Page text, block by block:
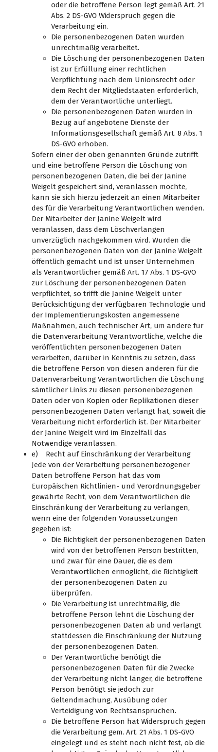
oder die betroffene Person legt gemäß Art. 21
Abs. 2 DS-GVO Widerspruch gegen die
Verarbeitung ein.
Die personenbezogenen Daten wurden
unrechtmäßig verarbeitet.
Die Löschung der personenbezogenen Daten
ist zur Erfüllung einer rechtlichen
Verpflichtung nach dem Unionsrecht oder
dem Recht der Mitgliedstaaten erforderlich,
dem der Verantwortliche unterliegt.
Die personenbezogenen Daten wurden in
Bezug auf angebotene Dienste der
Informationsgesellschaft gemäß Art. 8 Abs. 1
DS-GVO erhoben.
Sofern einer der oben genannten Gründe zutrifft
und eine betroffene Person die Löschung von
personenbezogenen Daten, die bei der Janine
Weigelt gespeichert sind, veranlassen möchte,
kann sie sich hierzu jederzeit an einen Mitarbeiter
des für die Verarbeitung Verantwortlichen wenden.
Der Mitarbeiter der Janine Weigelt wird
veranlassen, dass dem Löschverlangen
unverzüglich nachgekommen wird. Wurden die
personenbezogenen Daten von der Janine Weigelt
öffentlich gemacht und ist unser Unternehmen
als Verantwortlicher gemäß Art. 17 Abs. 1 DS-GVO
zur Löschung der personenbezogenen Daten
verpflichtet, so trifft die Janine Weigelt unter
Berücksichtigung der verfügbaren Technologie und
der Implementierungskosten angemessene
Maßnahmen, auch technischer Art, um andere für
die Datenverarbeitung Verantwortliche, welche die
veröffentlichten personenbezogenen Daten
verarbeiten, darüber in Kenntnis zu setzen, dass
die betroffene Person von diesen anderen für die
Datenverarbeitung Verantwortlichen die Löschung
sämtlicher Links zu diesen personenbezogenen
Daten oder von Kopien oder Replikationen dieser
personenbezogenen Daten verlangt hat, soweit die
Verarbeitung nicht erforderlich ist. Der Mitarbeiter
der Janine Weigelt wird im Einzelfall das
Notwendige veranlassen.
e) Recht auf Einschränkung der Verarbeitung
Jede von der Verarbeitung personenbezogener
Daten betroffene Person hat das vom
Europäischen Richtlinien- und Verordnungsgeber
gewährte Recht, von dem Verantwortlichen die
Einschränkung der Verarbeitung zu verlangen,
wenn eine der folgenden Voraussetzungen
gegeben ist:
Die Richtigkeit der personenbezogenen Daten
wird von der betroffenen Person bestritten,
und zwar für eine Dauer, die es dem
Verantwortlichen ermöglicht, die Richtigkeit
der personenbezogenen Daten zu
überprüfen.
Die Verarbeitung ist unrechtmäßig, die
betroffene Person lehnt die Löschung der
personenbezogenen Daten ab und verlangt
stattdessen die Einschränkung der Nutzung
der personenbezogenen Daten.
Der Verantwortliche benötigt die
personenbezogenen Daten für die Zwecke
der Verarbeitung nicht länger, die betroffene
Person benötigt sie jedoch zur
Geltendmachung, Ausübung oder
Verteidigung von Rechtsansprüchen.
Die betroffene Person hat Widerspruch gegen
die Verarbeitung gem. Art. 21 Abs. 1 DS-GVO
eingelegt und es steht noch nicht fest, ob die